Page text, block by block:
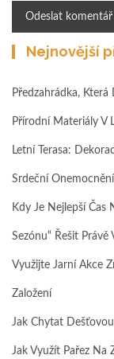
Nejnovější
Předzahrádka,
Přírodní Materiály V
Letní Terasa:
Srdeční
Kdy Je Nejlepší Čas
Sezónu“ Řešit Právě
Využijte Jarní Akce
Založení
Jak Chytat
Jak Využít Pařez Na